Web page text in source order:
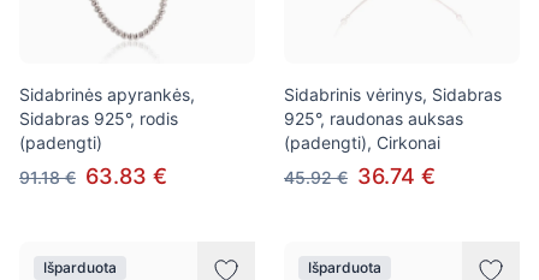
Sidabrinės apyrankės,
Sidabras 925°, rodis
(padengti)
91.18 € 63.83 €
Sidabrinis vėrinys, Sidabras
925°, raudonas auksas
(padengti), Cirkonai
45.92 € 36.74 €
Išparduota Išparduota